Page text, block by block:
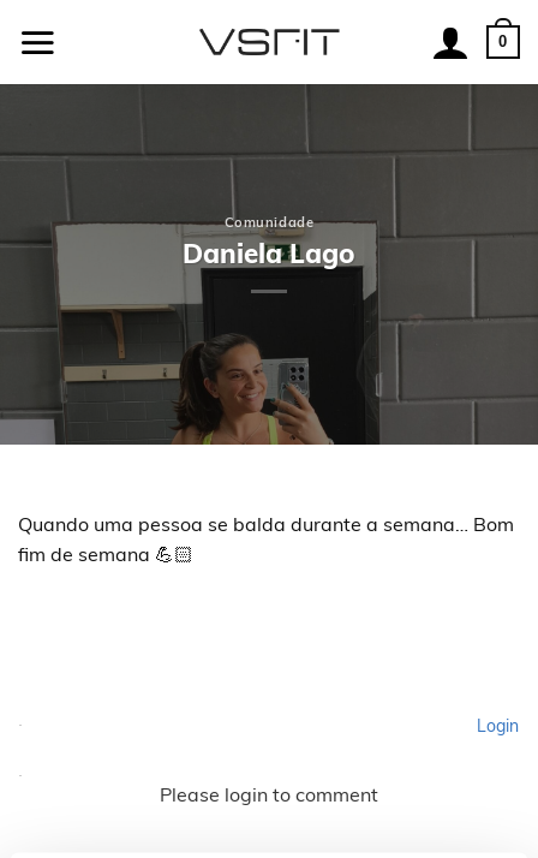
0
Comunidade
Daniela Lago
Quando uma pessoa se balda durante a semana… Bom
fim de semana 💪🏻
Login
Please login to comment